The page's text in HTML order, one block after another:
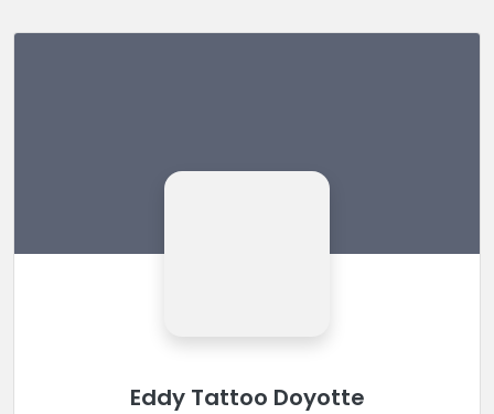
Eddy Tattoo Doyotte